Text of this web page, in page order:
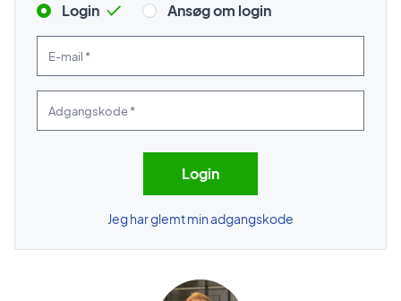
Login Ansøg om login
Jeg har glemt min adgangskode